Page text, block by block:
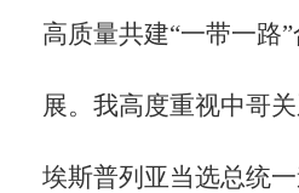
高质量共建“一带一路
展。我高度重视中哥
埃斯普列亚当选总统